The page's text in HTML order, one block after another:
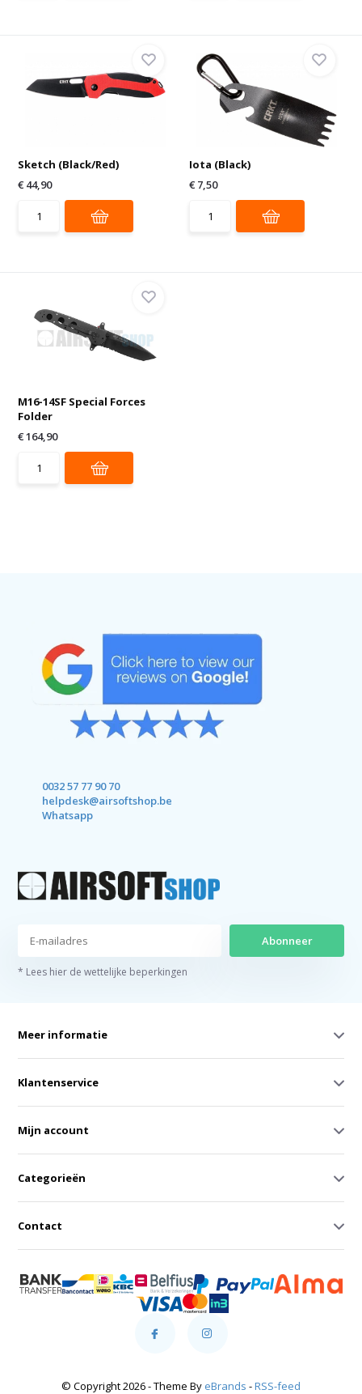
Sketch (Black/Red)
€ 44,90
Iota (Black)
€ 7,50
M16-14SF Special Forces
Folder
€ 164,90
0032 57 77 90 70
helpdesk@airsoftshop.be
Whatsapp
Abonneer
* Lees hier de wettelijke beperkingen
Meer informatie
Klantenservice
Mijn account
Categorieën
Contact
© Copyright 2026 - Theme By eBrands -RSS-feed